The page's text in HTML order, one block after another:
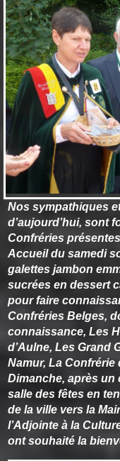
Nos sympathiques
d’aujourd’hui, sont
Confréries
Accueil du samedi
galettes jambon
sucrées en dessert
pour faire
Confréries Belges,
connaissance, Les
d’Aulne, Les Grand
Namur, La Confrérie
Dimanche, après un
salle des fêtes en
de la ville vers la
l’Adjointe à la
ont souhaité la